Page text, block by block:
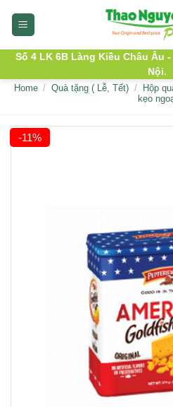
Số 4 LK 6B Làng Kiều Châu Âu
Nội.
Home / Quà tặng ( Lễ, Tết) / Hộp
kẹo
-11%